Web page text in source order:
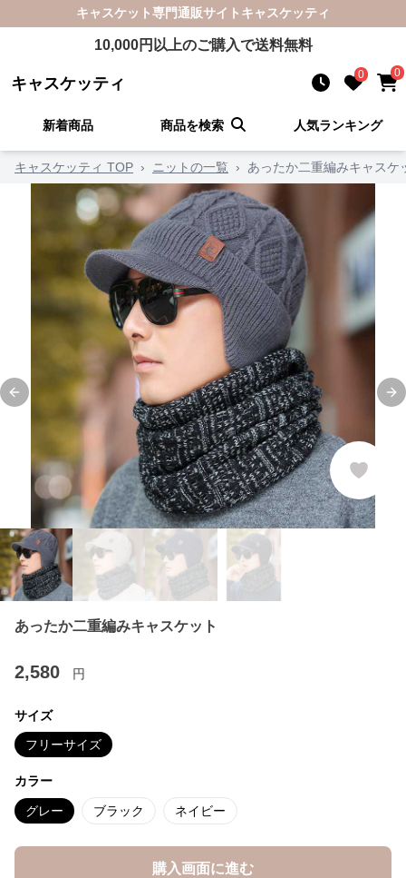
キャスケット専門通販サイト キャスケッティ
10,000円以上のご購入で送料無料
キャスケッティ 0 0
新着商品 商品を検索 人気ランキング
キャスケッティ TOP › ニットの一覧 › あったか二重編みキャスケ
Previous slide
あったか二重編みキャスケット
2,580 円
サイズ
フリーサイズ
カラー
グレー ブラック ネイビー
購入画面に進む